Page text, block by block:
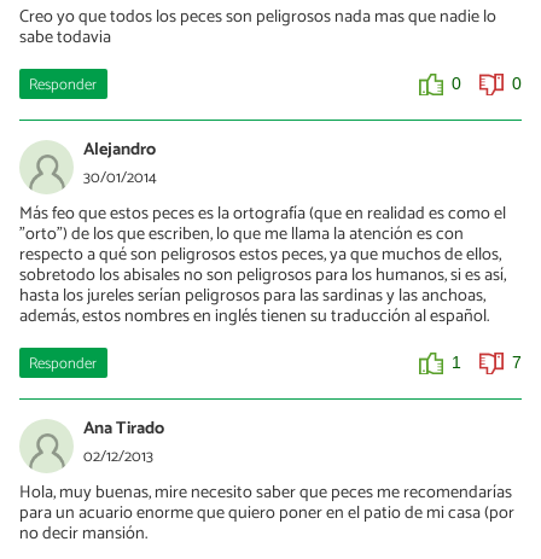
Creo yo que todos los peces son peligrosos nada mas que nadie lo
sabe todavia
Responder 0 0
Alejandro
30/01/2014
Más feo que estos peces es la ortografía (que en realidad es como el
"orto") de los que escriben, lo que me llama la atención es con
respecto a qué son peligrosos estos peces, ya que muchos de ellos,
sobretodo los abisales no son peligrosos para los humanos, si es así,
hasta los jureles serían peligrosos para las sardinas y las anchoas,
además, estos nombres en inglés tienen su traducción al español.
Responder 1 7
Ana Tirado
02/12/2013
Hola, muy buenas, mire necesito saber que peces me recomendarías
para un acuario enorme que quiero poner en el patio de mi casa (por
no decir mansión.